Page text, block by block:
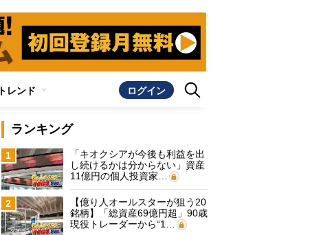
トレンド ログイン
ランキング
1
「キオクシアが今後も利益を出
し続けるかは分からない」資産
11億円の個人投資家…
2
【億り人オールスターが狙う20
銘柄】「総資産69億円超」90歳
現役トレーダーから“1…